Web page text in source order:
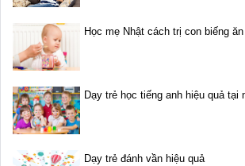
Học mẹ Nhật cách trị con biếng
Dạy trẻ học tiếng anh hiệu quả tại
Dạy trẻ đánh vần hiệu quả